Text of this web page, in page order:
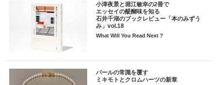
小津夜景と堀江敏幸の2冊で
エッセイの醍醐味を知る
石井千湖のブックレビュー「本のみずう
み」vol.18
What Will You Read Next ?
パールの常識を覆す
ミキモトとクロムハーツの新章